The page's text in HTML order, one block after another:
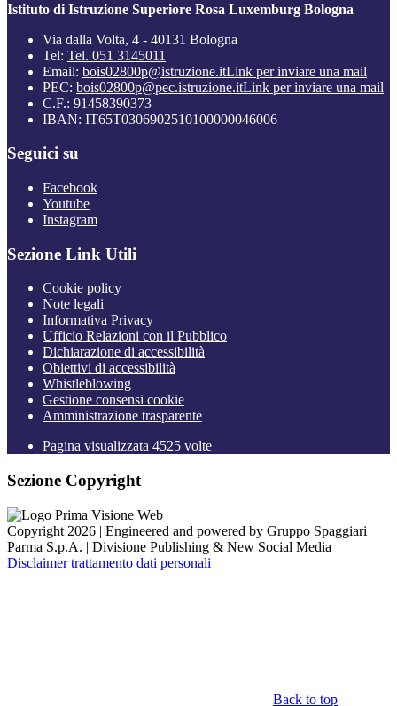
Istituto di Istruzione Superiore Rosa Luxemburg Bologna
Via dalla Volta, 4 - 40131 Bologna
Tel: Tel. 051 3145011
Email: bois02800p@istruzione.itLink per inviare una mail
PEC: bois02800p@pec.istruzione.itLink per inviare una mail
C.F.: 91458390373
IBAN: IT65T0306902510100000046006
Seguici su
Facebook
Youtube
Instagram
Sezione Link Utili
Cookie policy
Note legali
Informativa Privacy
Ufficio Relazioni con il Pubblico
Dichiarazione di accessibilità
Obiettivi di accessibilità
Whistleblowing
Gestione consensi cookie
Amministrazione trasparente
Pagina visualizzata 4525 volte
Sezione Copyright
Copyright 2026 | Engineered and powered by Gruppo Spaggiari
Parma S.p.A. | Divisione Publishing & New Social Media
Disclaimer trattamento dati personali
Back to top